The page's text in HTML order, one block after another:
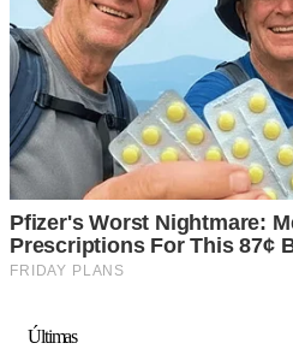
Últimas